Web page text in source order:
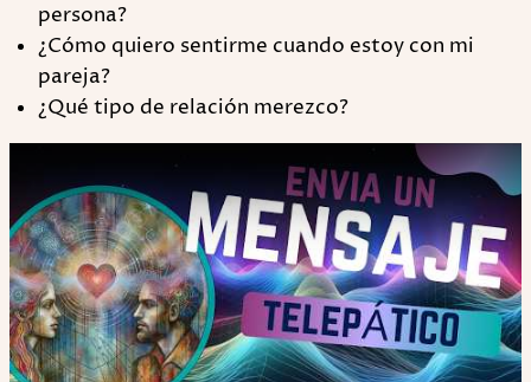
persona?
¿Cómo quiero sentirme cuando estoy con mi
pareja?
¿Qué tipo de relación merezco?